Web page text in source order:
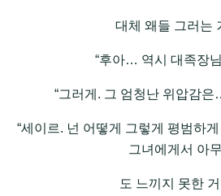
대체 왜들 그러는
“후아… 역시 대족장
“그러게. 그 엄청난 위압감
“세이르. 넌 어떻게 그렇게 평범하
그녀에게서 아
도 느끼지 못한